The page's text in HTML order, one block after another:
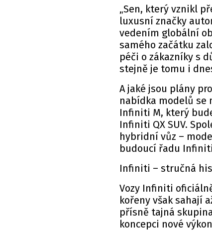
„Sen, který vznikl
luxusní značky
vedením globální
samého začátku
péči o zákazníky s
stejně je tomu i
A jaké jsou plány
nabídka modelů se
Infiniti M, který
Infiniti QX SUV.
hybridní vůz –
budoucí řadu Infiniti
Infiniti – stručná
Vozy Infiniti
kořeny však sahají
přísně tajná
koncepci nové